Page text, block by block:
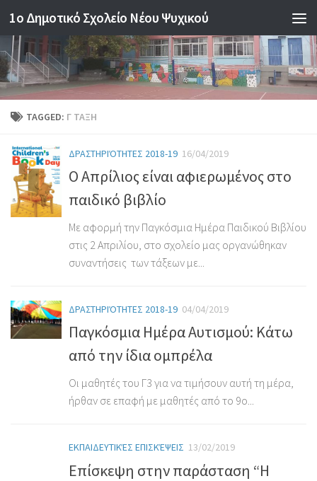
Skip to content
1o Δημοτικό Σχολείο Νέου Ψυχικού
TAGGED: Γ ΤΑΞΗ
ΔΡΑΣΤΗΡΙΌΤΗΤΕΣ 2018-19 16/04/2019
Ο Απρίλιος είναι αφιερωμένος στο
παιδικό βιβλίο
Με αφορμή την Παγκόσμια Ημέρα Παιδικού Βιβλίου
στις 2 Απριλίου, στο σχολείο μας οργανώθηκαν
συναντήσεις των τάξεων με...
ΔΡΑΣΤΗΡΙΌΤΗΤΕΣ 2018-19 04/04/2019
Παγκόσμια Ημέρα Αυτισμού: Κάτω
από την ίδια ομπρέλα
Οι μαθητές του Γ3 για να τιμήσουν αυτή τη μέρα,
ήρθαν σε επαφή με μαθητές από το 9ο...
ΕΚΠΑΙΔΕΥΤΙΚΈΣ ΕΠΙΣΚΈΨΕΙΣ 13/02/2019
Επίσκεψη στην παράσταση “Η